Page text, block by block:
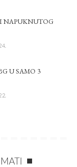
NAPUKNUTOG
U SAMO 3